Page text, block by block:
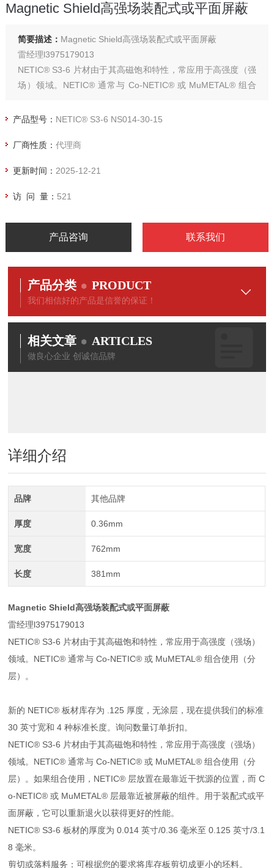
Magnetic Shield高强场装配式或平面屏蔽
简要描述： Magnetic Shield高强场装配式或平面屏蔽
雷经理l3975179013
NETIC® S3-6 片材由于其高磁饱和特性，常应用于高强度（强
场）领域。NETIC® 通常与 Co-NETIC® 或 MuMETAL® 组合
产品型号： NETIC® S3-6 NS014-30-15
厂商性质： 代理商
更新时间： 2025-12-21
访 问 量： 521
产品咨询 联系我们
产品分类 PRODUCT
我们相信好的产品是信誉的保证！
相关文章 ARTICLES
做良心企业 创诚信品牌
详细介绍
品牌 其他品牌
厚度 0.36mm
宽度 762mm
长度 381mm
Magnetic Shield高强场装配式或平面屏蔽
雷经理l3975179013
NETIC® S3-6 片材由于其高磁饱和特性，常应用于高强度（强场）
领域。NETIC® 通常与 Co-NETIC® 或 MuMETAL® 组合使用（分
层）。
新的 NETIC® 板材库存为 .125 厚度，无涂层，现在提供我们的标准
30 英寸宽和 4 种标准长度。询问数量订单折扣。
NETIC® S3-6 片材由于其高磁饱和特性，常应用于高强度（强场）
领域。NETIC® 通常与 Co-NETIC® 或 MuMETAL® 组合使用（分
层）。如果组合使用，NETIC® 层放置在最靠近干扰源的位置，而 C
o-NETIC® 或 MuMETAL® 层最靠近被屏蔽的组件。用于装配式或平
面屏蔽，它可以重新退火以获得更好的性能。
NETIC® S3-6 板材的厚度为 0.014 英寸/0.36 毫米至 0.125 英寸/3.1
8 毫米。
剪切或落料服务：可根据您的要求将库存板剪切成更小的坯料。